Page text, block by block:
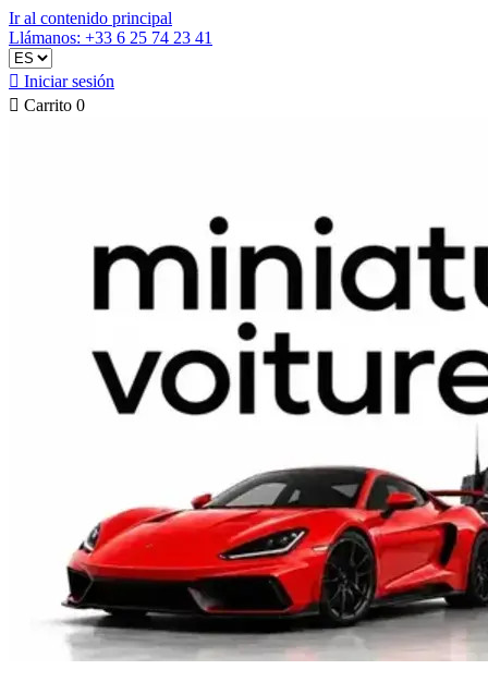
Ir al contenido principal
Llámanos: +33 6 25 74 23 41
 Iniciar sesión
 Carrito 0